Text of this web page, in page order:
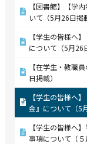
【図書館】【学
いて（5月26日掲
【学生の皆様へ
について（5月26
【在学生・教職
日掲載）
【学生の皆様へ
金』について（5
【学生の皆様へ
事項について（５